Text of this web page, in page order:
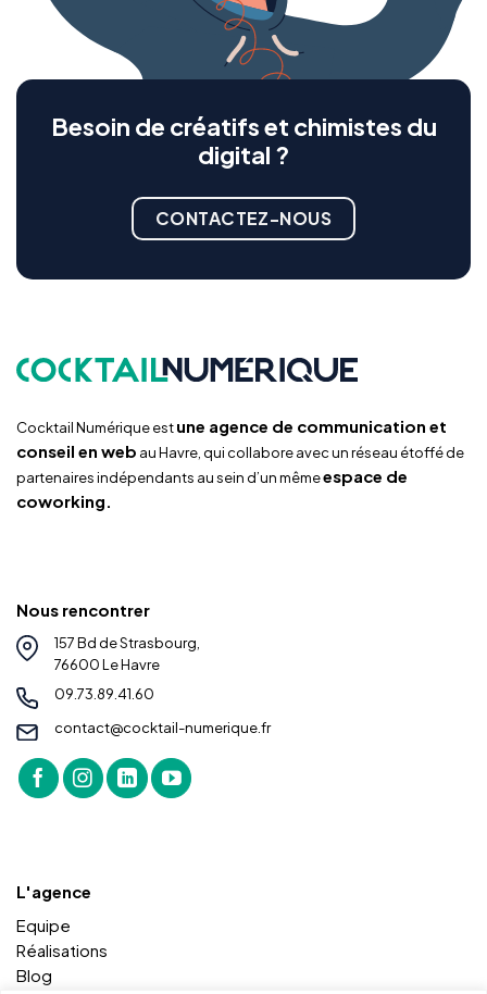
Besoin de créatifs et chimistes du
digital ?
CONTACTEZ-NOUS
Cocktail Numérique estune agence de communication et
conseil en web au Havre, qui collabore avec un réseau étoffé de
partenaires indépendants au sein d’un mêmeespace de
coworking.
Nous rencontrer
157 Bd de Strasbourg,
76600 Le Havre
09.73.89.41.60
contact@cocktail-numerique.fr
L'agence
Equipe
Réalisations
Blog